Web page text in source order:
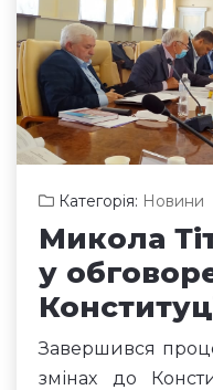
Категорія: Новини
Микола
у
Завершився
змінах до